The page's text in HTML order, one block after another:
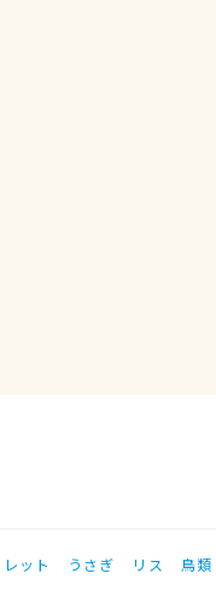
ット うさぎ リス 鳥類